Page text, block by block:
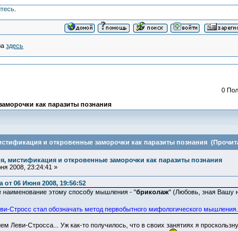
.
здесь
как паразиты познания
0
и откровенные заморочки как паразиты познания
мистификация и откровенные заморочки как паразиты познания
2008, 23:24:41 »
от 06 Июня 2008, 19:56:52
наименование этому способу мышления - "бриколаж" (Любовь, зная Вашу
Стросс стал обозначать метод первобытного мифологического мышления...
Леви-Стросса... Уж как-то получилось, что в своих занятиях я